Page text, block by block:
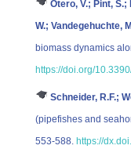
Otero, V.; Pint,
W.; Vandegehuchte,
biomass dynamics
https://doi.org/
Schneider, R.F.;
(pipefishes and
553-588. https://